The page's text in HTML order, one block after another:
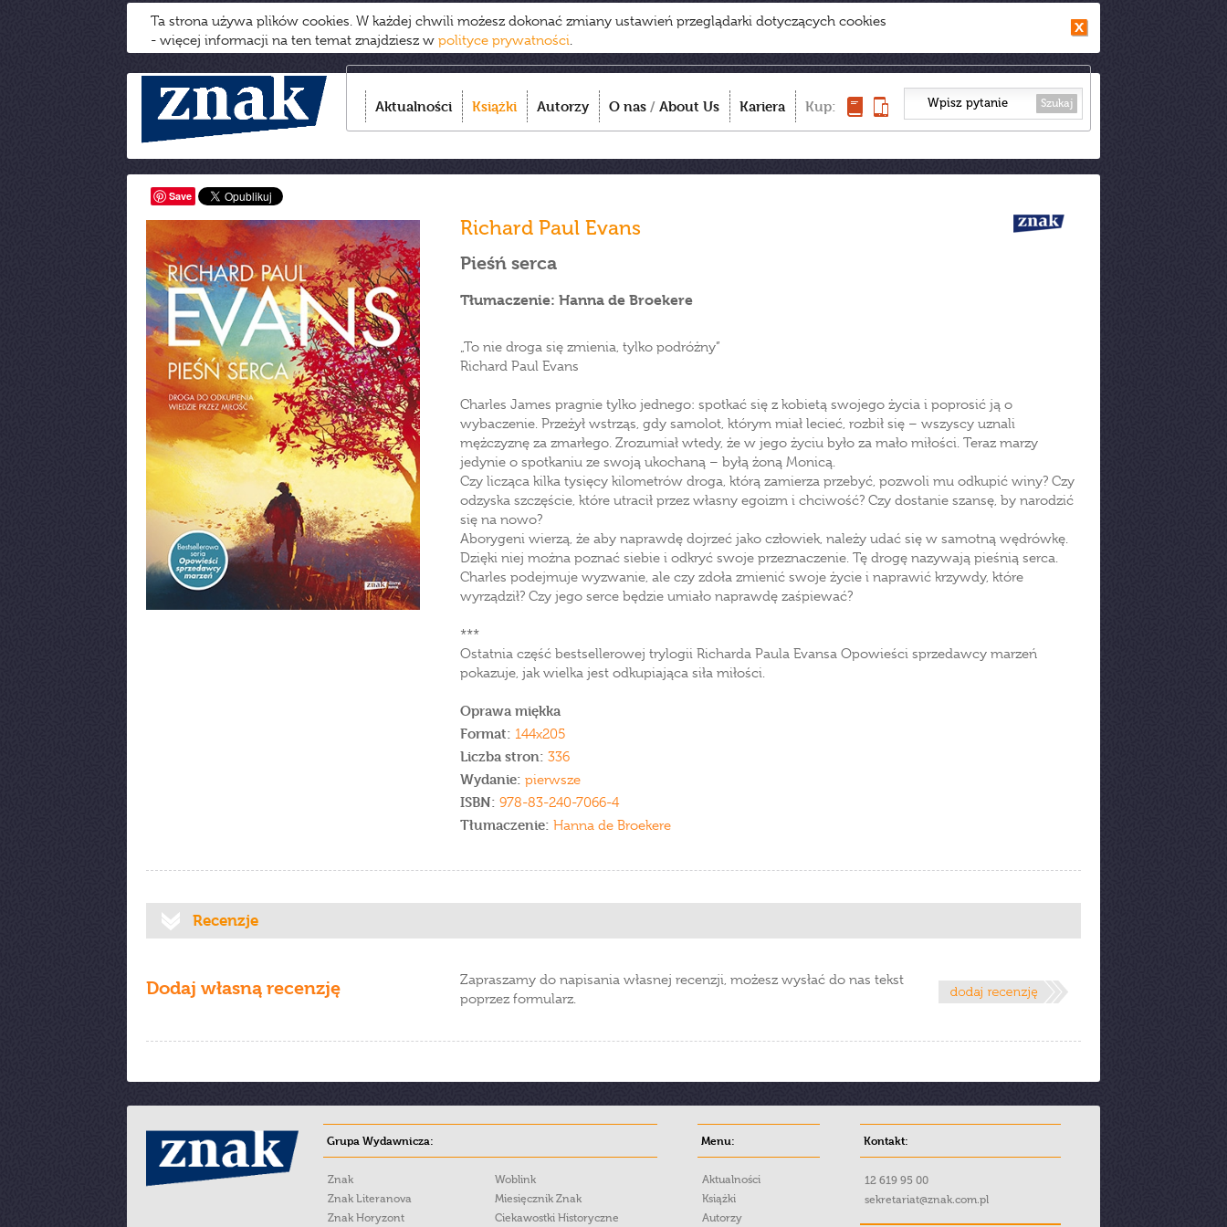
Ta strona używa plików cookies. W każdej chwili możesz dokonać zmiany ustawień przeglądarki dotyczących cookies
- więcej informacji na ten temat znajdziesz w polityce prywatności.
Aktualności Książki Autorzy O nas / About Us Kariera Kup: Szukaj
Save
Richard Paul Evans
Pieśń serca
Tłumaczenie: Hanna de Broekere
„To nie droga się zmienia, tylko podróżny”
Richard Paul Evans
Charles James pragnie tylko jednego: spotkać się z kobietą swojego życia i poprosić ją o
wybaczenie. Przeżył wstrząs, gdy samolot, którym miał lecieć, rozbił się – wszyscy uznali
mężczyznę za zmarłego. Zrozumiał wtedy, że w jego życiu było za mało miłości. Teraz marzy
jedynie o spotkaniu ze swoją ukochaną – byłą żoną Monicą.
Czy licząca kilka tysięcy kilometrów droga, którą zamierza przebyć, pozwoli mu odkupić winy? Czy
odzyska szczęście, które utracił przez własny egoizm i chciwość? Czy dostanie szansę, by narodzić
się na nowo?
Aborygeni wierzą, że aby naprawdę dojrzeć jako człowiek, należy udać się w samotną wędrówkę.
Dzięki niej można poznać siebie i odkryć swoje przeznaczenie. Tę drogę nazywają pieśnią serca.
Charles podejmuje wyzwanie, ale czy zdoła zmienić swoje życie i naprawić krzywdy, które
wyrządził? Czy jego serce będzie umiało naprawdę zaśpiewać?
***
Ostatnia część bestsellerowej trylogii Richarda Paula Evansa Opowieści sprzedawcy marzeń
pokazuje, jak wielka jest odkupiająca siła miłości.
Oprawa miękka
Format: 144x205
Liczba stron: 336
Wydanie: pierwsze
ISBN: 978-83-240-7066-4
Tłumaczenie: Hanna de Broekere
Recenzje
Dodaj własną recenzję
Zapraszamy do napisania własnej recenzji, możesz wysłać do nas tekst
poprzez formularz.
Grupa Wydawnicza:
Znak
Znak Literanova
Znak Horyzont
Woblink
Miesięcznik Znak
Ciekawostki Historyczne
Menu:
Aktualności
Książki
Autorzy
Kontakt:
12 619 95 00
sekretariat@znak.com.pl